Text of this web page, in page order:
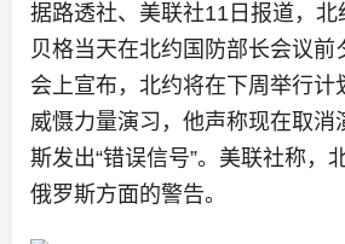
据路透社、美联社11日报道，
贝格当天在北约国防部长会议前
会上宣布，北约将在下周举行计
威慑力量演习，他声称现在取消
斯发出“错误信号”。美联社称，
俄罗斯方面的警告。